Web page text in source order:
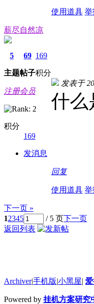
使用道具 举
薪尽自然凉
5
主题
69
帖子
169
积分
注册会员
积分
169
发消息
发表于
什么
回复
使用道具 举
下一页 »
12345 / 5 页下一页
返回列表
Archiver|手机版|小黑屋|
Powered by 挂机方案研究